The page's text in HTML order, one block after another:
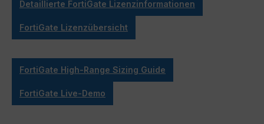
Detaillierte FortiGate Lizenzinformationen
FortiGate Lizenzübersicht
FortiGate High-Range Sizing Guide
FortiGate Live-Demo